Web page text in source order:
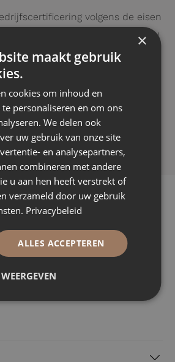
volgens de eisen
6.0. Voor meer informatie kunt u
downloaden.
×
maakt gebruik
cookies om inhoud en
personaliseren en om ons
We delen ook
uw gebruik van onze site
en analysepartners,
combineren met andere
u aan hen heeft verstrekt of
verzameld door uw gebruik
Privacybeleid
ALLES ACCEPTEREN